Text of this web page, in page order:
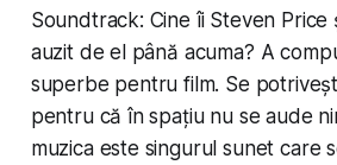
Soundtrack: Cine îi Steven Price
auzit de el până acuma? A
superbe pentru film. Se
pentru că în spațiu nu se aude
muzica este singurul sunet care